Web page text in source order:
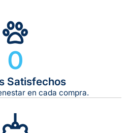
pedidos
5 a 7 días hábiles
$599 o más
0
Satisfechos
en cada compra.